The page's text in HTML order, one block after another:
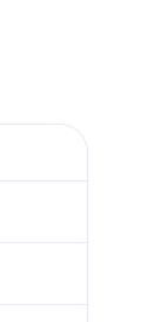
Welzo od